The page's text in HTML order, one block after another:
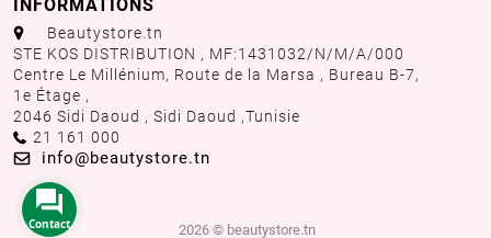
INFORMATIONS
aaa
Beautystore.tn
STE KOS DISTRIBUTION , MF:1431032/N/M/A/000
Centre Le Millénium, Route de la Marsa , Bureau B-7,
1e Étage ,
2046 Sidi Daoud , Sidi Daoud ,Tunisie
Call us:
21 161 000
Email us:
info@beautystore.tn
2026 © beautystore.tn
Contact